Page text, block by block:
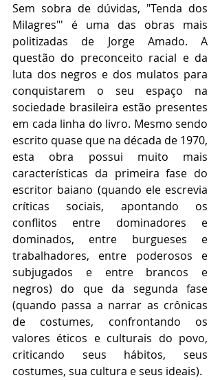
Sem sobra de dúvidas, "Tenda dos
Milagres"' é uma das obras mais
politizadas de Jorge Amado. A
questão do preconceito racial e da
luta dos negros e dos mulatos para
conquistarem o seu espaço na
sociedade brasileira estão presentes
em cada linha do livro. Mesmo sendo
escrito quase que na década de 1970,
esta obra possui muito mais
características da primeira fase do
escritor baiano (quando ele escrevia
críticas sociais, apontando os
conflitos entre dominadores e
dominados, entre burgueses e
trabalhadores, entre poderosos e
subjugados e entre brancos e
negros) do que da segunda fase
(quando passa a narrar as crônicas
de costumes, confrontando os
valores éticos e culturais do povo,
criticando seus hábitos, seus
costumes, sua cultura e seus ideais).